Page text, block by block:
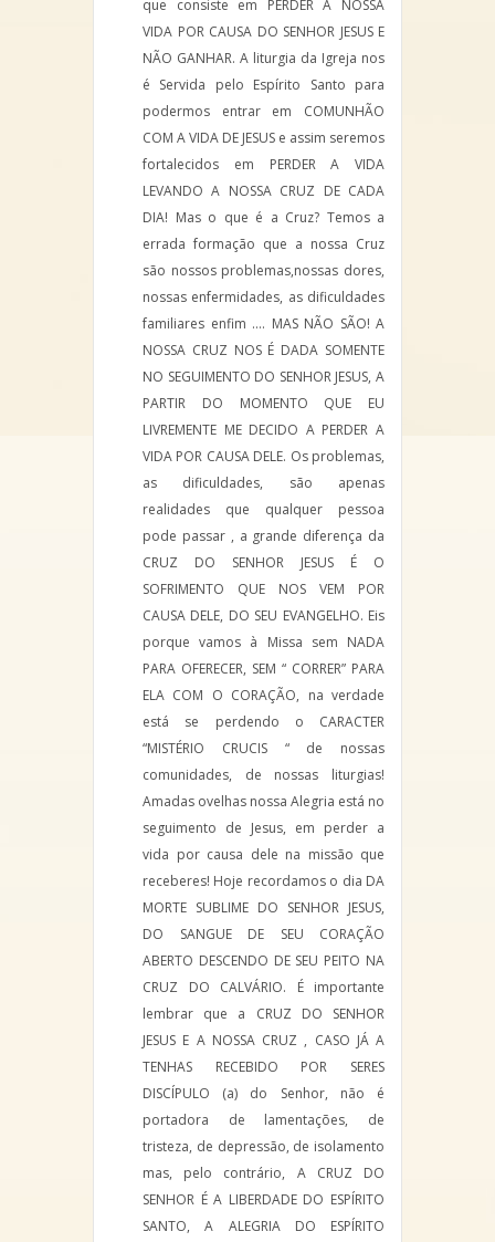
que consiste em PERDER A NOSSA
VIDA POR CAUSA DO SENHOR JESUS E
NÃO GANHAR. A liturgia da Igreja nos
é Servida pelo Espírito Santo para
podermos entrar em COMUNHÃO
COM A VIDA DE JESUS e assim seremos
fortalecidos em PERDER A VIDA
LEVANDO A NOSSA CRUZ DE CADA
DIA! Mas o que é a Cruz? Temos a
errada formação que a nossa Cruz
são nossos problemas,nossas dores,
nossas enfermidades, as dificuldades
familiares enfim …. MAS NÃO SÃO! A
NOSSA CRUZ NOS É DADA SOMENTE
NO SEGUIMENTO DO SENHOR JESUS, A
PARTIR DO MOMENTO QUE EU
LIVREMENTE ME DECIDO A PERDER A
VIDA POR CAUSA DELE. Os problemas,
as dificuldades, são apenas
realidades que qualquer pessoa
pode passar , a grande diferença da
CRUZ DO SENHOR JESUS É O
SOFRIMENTO QUE NOS VEM POR
CAUSA DELE, DO SEU EVANGELHO. Eis
porque vamos à Missa sem NADA
PARA OFERECER, SEM “ CORRER” PARA
ELA COM O CORAÇÃO, na verdade
está se perdendo o CARACTER
“MISTÉRIO CRUCIS “ de nossas
comunidades, de nossas liturgias!
Amadas ovelhas nossa Alegria está no
seguimento de Jesus, em perder a
vida por causa dele na missão que
receberes! Hoje recordamos o dia DA
MORTE SUBLIME DO SENHOR JESUS,
DO SANGUE DE SEU CORAÇÃO
ABERTO DESCENDO DE SEU PEITO NA
CRUZ DO CALVÁRIO. É importante
lembrar que a CRUZ DO SENHOR
JESUS E A NOSSA CRUZ , CASO JÁ A
TENHAS RECEBIDO POR SERES
DISCÍPULO (a) do Senhor, não é
portadora de lamentações, de
tristeza, de depressão, de isolamento
mas, pelo contrário, A CRUZ DO
SENHOR É A LIBERDADE DO ESPÍRITO
SANTO, A ALEGRIA DO ESPÍRITO